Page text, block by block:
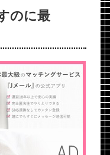
のに最